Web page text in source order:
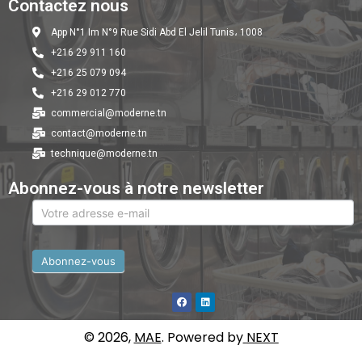
Contactez nous
App N°1 Im N°9 Rue Sidi Abd El Jelil Tunis، 1008
+216 29 911 160
+216 25 079 094
+216 29 012 770
commercial@moderne.tn
contact@moderne.tn
technique@moderne.tn
Abonnez-vous à notre newsletter
newsletter
Abonnez-vous
© 2026, MAE. Powered by NEXT